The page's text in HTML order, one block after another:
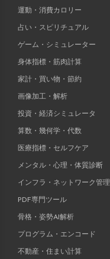
運動・消費カロリー
占い・スピリチュアル
ゲーム・シミュレーター
身体指標・筋肉計算
家計・買い物・節約
画像加工・解析
投資・経済シミュレータ
算数・幾何学・代数
医療指標・セルフケア
メンタル・心理・体質診断
インフラ・ネットワーク管理
PDF専門ツール
骨格・姿勢AI解析
プログラム・エンコード
不動産・住まい計算